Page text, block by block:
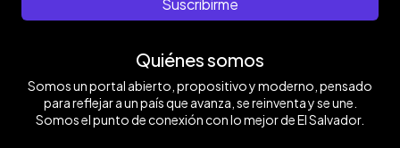
Suscribirme
Quiénes somos
Somos un portal abierto, propositivo y moderno, pensado
para reflejar a un país que avanza, se reinventa y se une.
Somos el punto de conexión con lo mejor de El Salvador.